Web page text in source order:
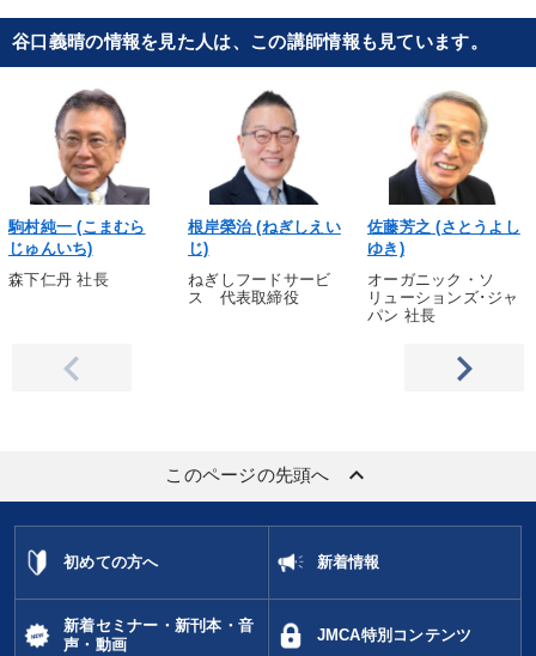
谷口義晴の情報を見た人は、この講師情報も見ています。
駒村純一 (こまむら
じゅんいち)
森下仁丹 社長
根岸榮治 (ねぎしえい
じ)
ねぎしフードサービ
ス 代表取締役
佐藤芳之 (さとうよし
ゆき)
オーガニック・ソ
リューションズ･ジャ
パン 社長
このページの先頭へ keyboard_arrow_up
初めての方へ 新着情報
新着セミナー・新刊本・音
声・動画
JMCA特別コンテンツ